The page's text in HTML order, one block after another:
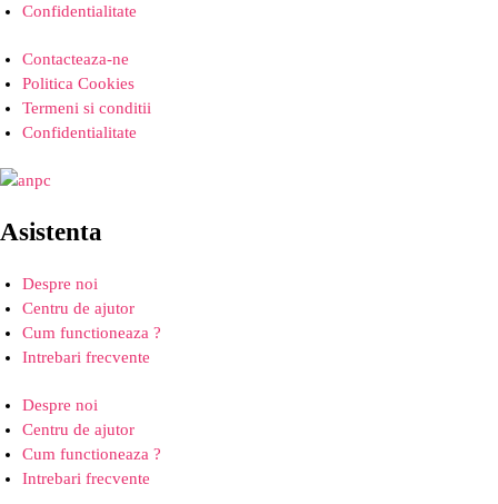
Confidentialitate
Contacteaza-ne
Politica Cookies
Termeni si conditii
Confidentialitate
Asistenta
Despre noi
Centru de ajutor
Cum functioneaza ?
Intrebari frecvente
Despre noi
Centru de ajutor
Cum functioneaza ?
Intrebari frecvente